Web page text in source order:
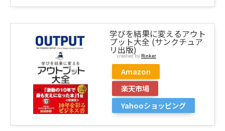
学びを結果に変えるアウト
プット大全 (サンクチュア
リ出版)
created by Rinker
Amazon
楽天市場
Yahooショッピング